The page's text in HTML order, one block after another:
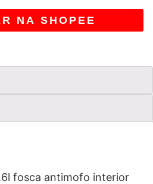
NA SHOPEE
fosca antimofo interior